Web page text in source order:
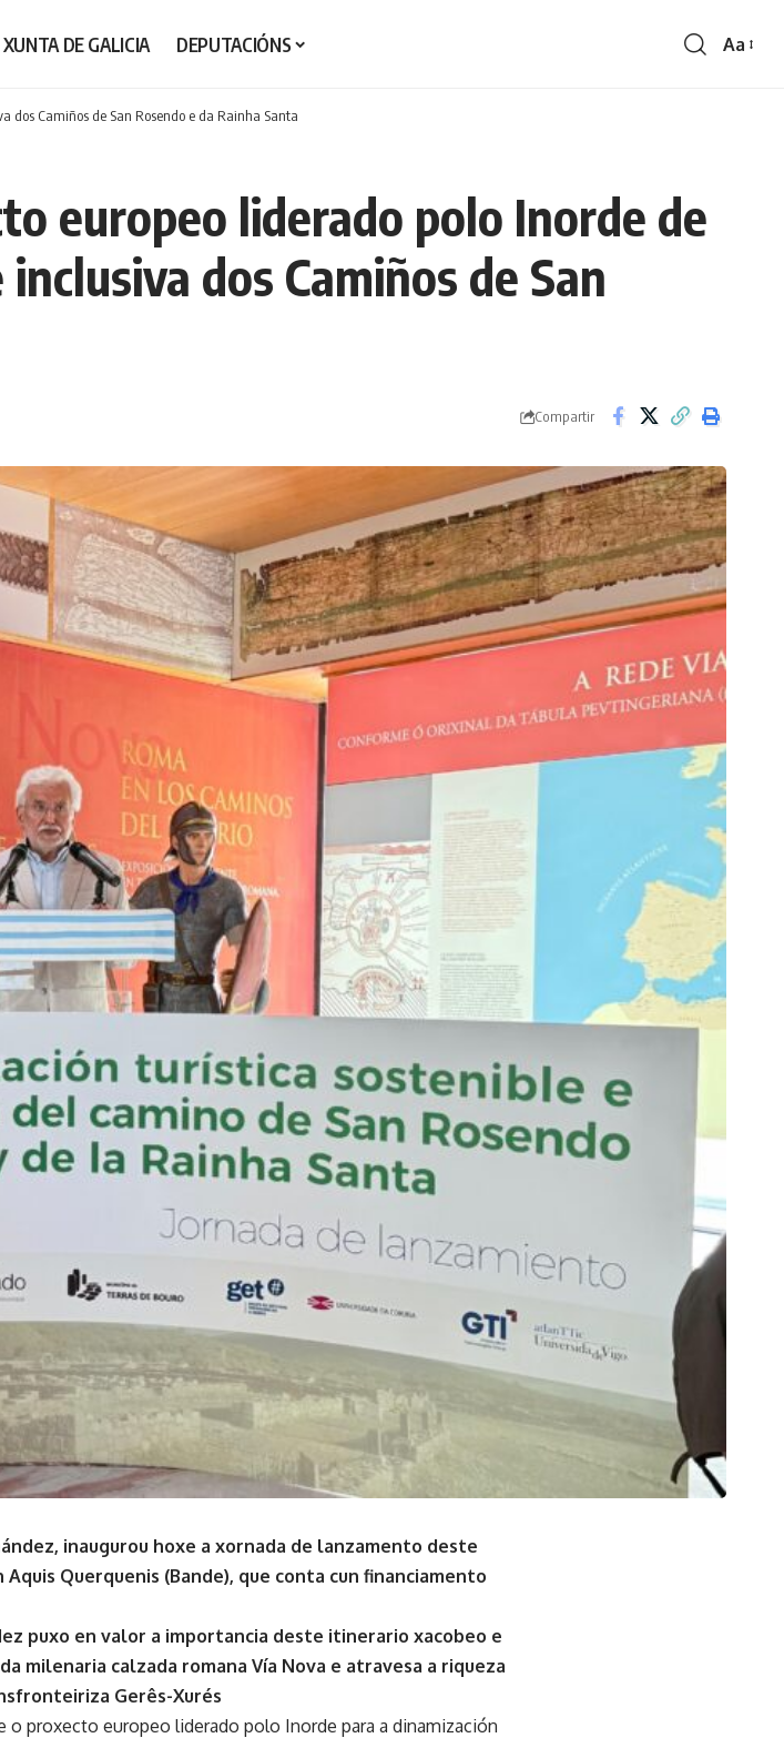
XUNTA DE GALICIA DEPUTACIÓNS Aa
dos Camiños de San Rosendo e da Rainha Santa
europeo liderado polo Inorde de
dos Camiños de San
Compartir
inaugurou hoxe a xornada de lanzamento deste
Querquenis (Bande), que conta cun financiamento
puxo en valor a importancia deste itinerario xacobeo e
milenaria calzada romana Vía Nova e atravesa a riqueza
Gerês-Xurés
proxecto europeo liderado polo Inorde para a dinamización